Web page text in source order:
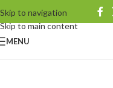
Skip to navigation
Skip to main content
MENU